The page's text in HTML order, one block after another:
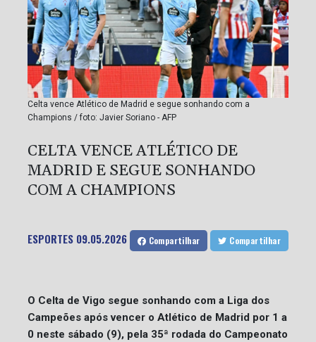
Celta vence Atlético de Madrid e segue sonhando com a
Champions / foto: Javier Soriano - AFP
CELTA VENCE ATLÉTICO DE
MADRID E SEGUE SONHANDO
COM A CHAMPIONS
ESPORTES 09.05.2026 Compartilhar Compartilhar
O Celta de Vigo segue sonhando com a Liga dos
Campeões após vencer o Atlético de Madrid por 1 a
0 neste sábado (9), pela 35ª rodada do Campeonato